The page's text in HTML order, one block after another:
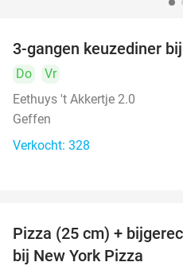
3-gangen keuzediner
Do
Vr
Eethuys 't Akkertje 2.0
Geffen
Verkocht: 328
Pizza (25 cm) +
bij New York Pizza